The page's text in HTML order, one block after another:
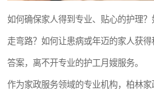
如何确保家人得到专业、贴心的护理
走弯路？如何让患病或年迈的家人获
答案，离不开专业的护工月嫂服务。
作为家政服务领域的专业机构，柏林